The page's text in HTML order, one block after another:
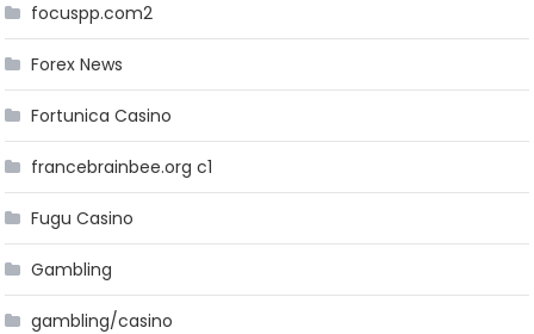
focuspp.com2
Forex News
Fortunica Casino
francebrainbee.org c1
Fugu Casino
Gambling
gambling/casino